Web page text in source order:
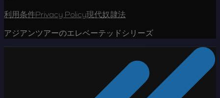
利用条件Privacy Policy現代奴隷法
アジアンツアーのエレベーテッドシリーズ